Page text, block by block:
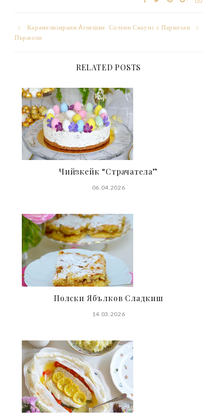
PostКарамелизирани Aгнешки
Пържоли
Солени Скоунс с Пармезан
RELATED POSTS
Чийзкейк “Страчатела”
06.04.2026
Полски Ябълков Сладкиш
14.03.2026